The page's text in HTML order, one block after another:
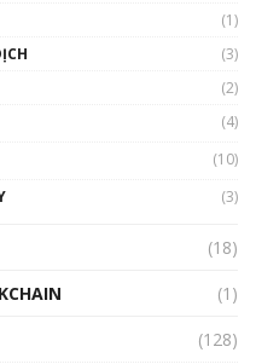
01:34:46
(1)
(3)
(2)
(4)
(10)
(3)
(18)
(1)
(128)